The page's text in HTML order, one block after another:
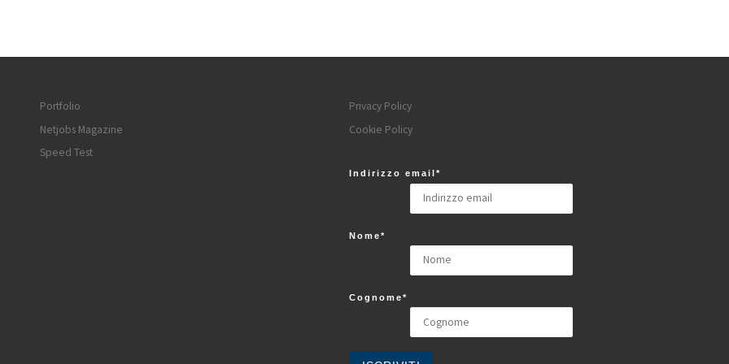
Portfolio
Netjobs Magazine
Speed Test
Privacy Policy
Cookie Policy
Indirizzo email*
Nome*
Cognome*